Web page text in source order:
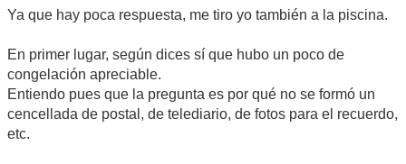
Ya que hay poca respuesta, me tiro yo también a la piscina.
En primer lugar, según dices sí que hubo un poco de
congelación apreciable.
Entiendo pues que la pregunta es por qué no se formó un
cencellada de postal, de telediario, de fotos para el recuerdo,
etc.